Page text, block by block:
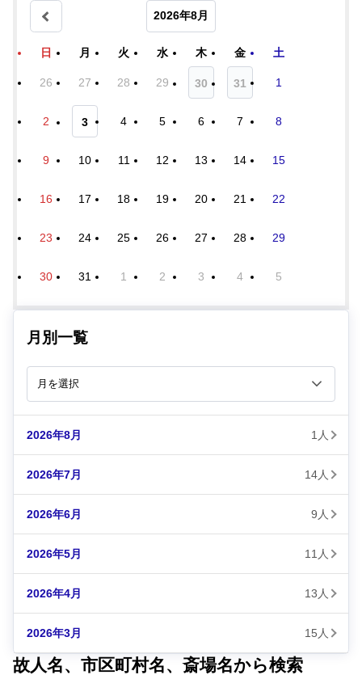
2026年8月
日 月 火 水 木 金 土
26 27 28 29 30 31 1
2 3 4 5 6 7 8
9 10 11 12 13 14 15
16 17 18 19 20 21 22
23 24 25 26 27 28 29
30 31 1 2 3 4 5
月別一覧
2026年8月 1人
2026年7月 14人
2026年6月 9人
2026年5月 11人
2026年4月 13人
2026年3月 15人
故人名、市区町村名、斎場名から検索